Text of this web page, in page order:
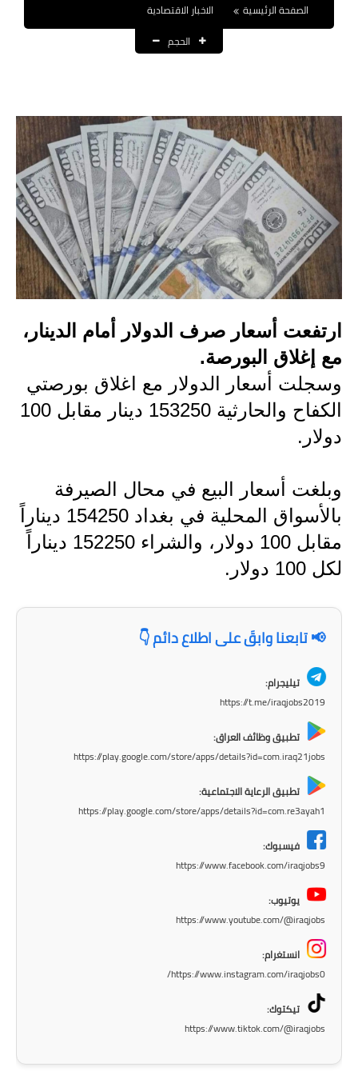
نتائج التعيينات
العقود والاجور اليومية
الرواتب
القروض والسلف
المنح المالية
قطع الاراضي
اخبار العراق
الاخبار السياسية
الاخبار الاقتصادية
الاخبار الرياضية
اخبار وقرارات وزارة التربية
نتائج الامتحانات
المرحلة المتوسطة
المرحلة الاعدادية
المرحلة المتوسطة
الصفحة الرئيسية
الاخبار الاقتصادية
الحجم
ارتفعت أسعار صرف الدولار أمام الدينار،
مع إغلاق البورصة.
وسجلت أسعار الدولار مع اغلاق بورصتي
الكفاح والحارثية 153250 دينار مقابل 100
دولار.
وبلغت أسعار البيع في محال الصيرفة
بالأسواق المحلية في بغداد 154250 ديناراً
مقابل 100 دولار، والشراء 152250 ديناراً
لكل 100 دولار.
📢 تابعنا وابقَ على اطلاع دائم 👇
تيليجرام:
https://t.me/iraqjobs2019
تطبيق وظائف العراق:
https://play.google.com/store/apps/details?id=com.iraq21jobs
تطبيق الرعاية الاجتماعية:
https://play.google.com/store/apps/details?id=com.re3ayah1
فيسبوك:
https://www.facebook.com/iraqjobs9
يوتيوب:
https://www.youtube.com/@iraqjobs
انستغرام:
https://www.instagram.com/iraqjobs0/
تيكتوك:
https://www.tiktok.com/@iraqjobs